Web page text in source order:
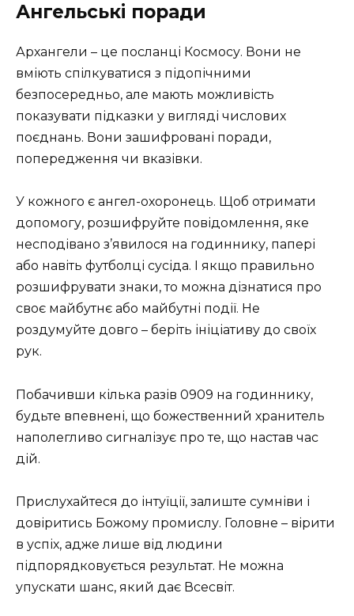
Ангельські поради
Архангели – це посланці Космосу. Вони не
вміють спілкуватися з підопічними
безпосередньо, але мають можливість
показувати підказки у вигляді числових
поєднань. Вони зашифровані поради,
попередження чи вказівки.
У кожного є ангел-охоронець. Щоб отримати
допомогу, розшифруйте повідомлення, яке
несподівано з’явилося на годиннику, папері
або навіть футболці сусіда. І якщо правильно
розшифрувати знаки, то можна дізнатися про
своє майбутнє або майбутні події. Не
роздумуйте довго – беріть ініціативу до своїх
рук.
Побачивши кілька разів 0909 на годиннику,
будьте впевнені, що божественний хранитель
наполегливо сигналізує про те, що настав час
дій.
Прислухайтеся до інтуїції, залиште сумніви і
довіритись Божому промислу. Головне – вірити
в успіх, адже лише від людини
підпорядковується результат. Не можна
упускати шанс, який дає Всесвіт.